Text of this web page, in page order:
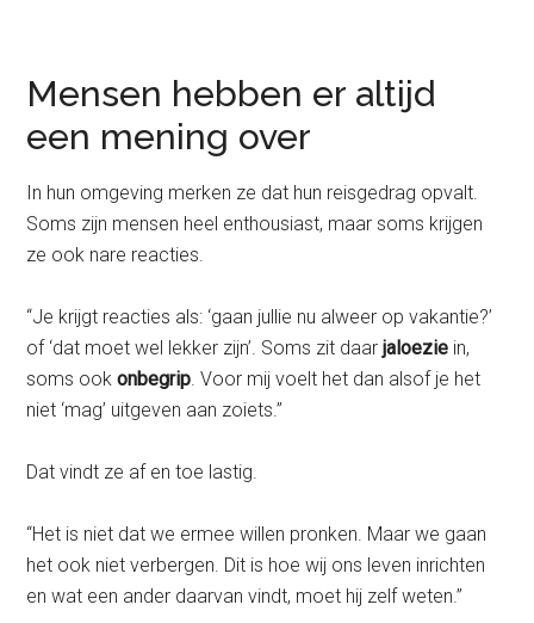
Mensen hebben er altijd
een mening over
In hun omgeving merken ze dat hun reisgedrag opvalt.
Soms zijn mensen heel enthousiast, maar soms krijgen
ze ook nare reacties.
“Je krijgt reacties als: ‘gaan jullie nu alweer op vakantie?’
of ‘dat moet wel lekker zijn’. Soms zit daarjaloezie in,
soms ookonbegrip . Voor mij voelt het dan alsof je het
niet ‘mag’ uitgeven aan zoiets.”
Dat vindt ze af en toe lastig.
“Het is niet dat we ermee willen pronken. Maar we gaan
het ook niet verbergen. Dit is hoe wij ons leven inrichten
en wat een ander daarvan vindt, moet hij zelf weten.”